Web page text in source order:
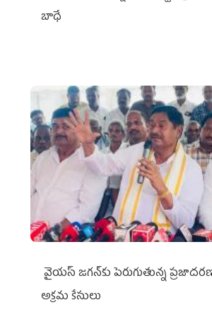
బాధే
వైయ‌స్ జగన్‌కు పెరుగుతున్న
అక్రమ కేసులు